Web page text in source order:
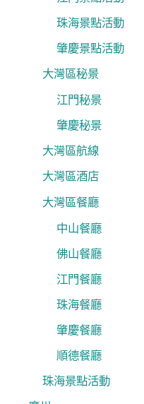
珠海景點活動
肇慶景點活動
大灣區秘景
江門秘景
肇慶秘景
大灣區航線
大灣區酒店
大灣區餐廳
中山餐廳
佛山餐廳
江門餐廳
珠海餐廳
肇慶餐廳
順德餐廳
珠海景點活動